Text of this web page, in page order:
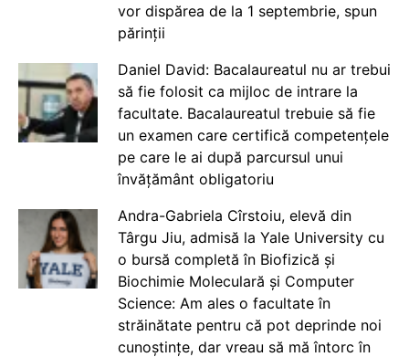
vor dispărea de la 1 septembrie, spun
părinții
Daniel David: Bacalaureatul nu ar trebui
să fie folosit ca mijloc de intrare la
facultate. Bacalaureatul trebuie să fie
un examen care certifică competențele
pe care le ai după parcursul unui
învățământ obligatoriu
Andra-Gabriela Cîrstoiu, elevă din
Târgu Jiu, admisă la Yale University cu
o bursă completă în Biofizică și
Biochimie Moleculară și Computer
Science: Am ales o facultate în
străinătate pentru că pot deprinde noi
cunoștințe, dar vreau să mă întorc în